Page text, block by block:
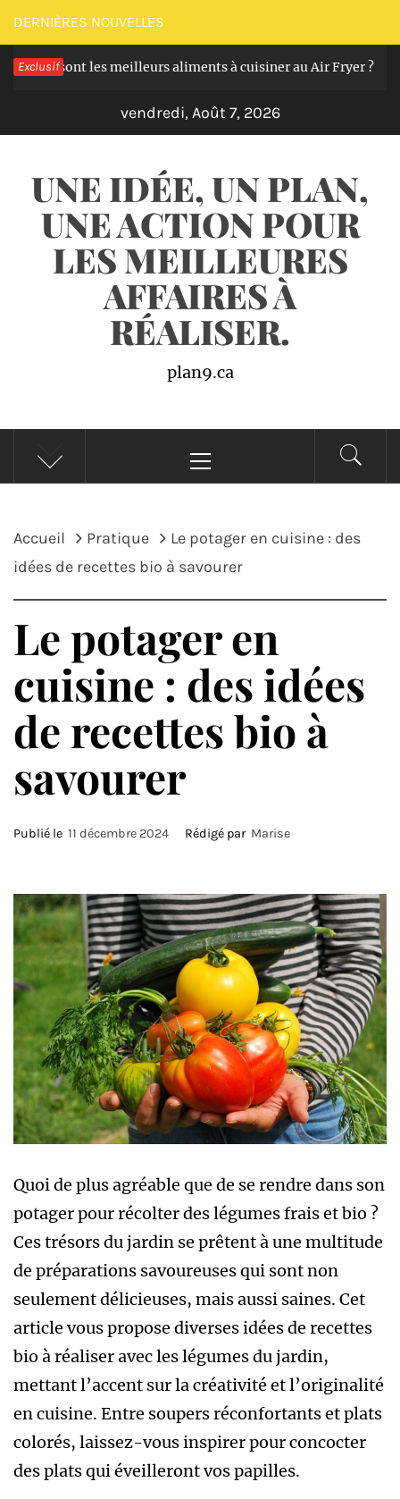
Passer
au
contenu
DERNIÈRES NOUVELLES
Exclusif
sont les meilleurs aliments à cuisiner au Air Fryer ? Il y
vendredi, Août 7, 2026
UNE IDÉE, UN PLAN,
UNE ACTION POUR
LES MEILLEURES
AFFAIRES À
RÉALISER.
plan9.ca
principal
Accueil Pratique
Le potager en cuisine : des
idées de recettes bio à savourer
Le potager en
cuisine : des idées
de recettes bio à
savourer
Publié le 11 décembre 2024 Rédigé par Marise
Quoi de plus agréable que de se rendre dans son
potager pour récolter des légumes frais et bio ?
Ces trésors du jardin se prêtent à une multitude
de préparations savoureuses qui sont non
seulement délicieuses, mais aussi saines. Cet
article vous propose diverses idées de recettes
bio à réaliser avec les légumes du jardin,
mettant l’accent sur la créativité et l’originalité
en cuisine. Entre soupers réconfortants et plats
colorés, laissez-vous inspirer pour concocter
des plats qui éveilleront vos papilles.